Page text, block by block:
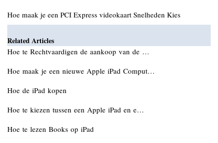
Hoe maak je een PCI Express videokaart Snelheden Kies
Related Articles
Hoe te Rechtvaardigen de aankoop van de …
Hoe maak je een nieuwe Apple iPad Comput…
Hoe de iPad kopen
Hoe te kiezen tussen een Apple iPad en e…
Hoe te lezen Books op iPad